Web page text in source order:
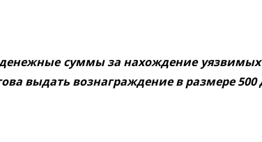
суммы за нахождение
выдать вознаграждение в размере 500